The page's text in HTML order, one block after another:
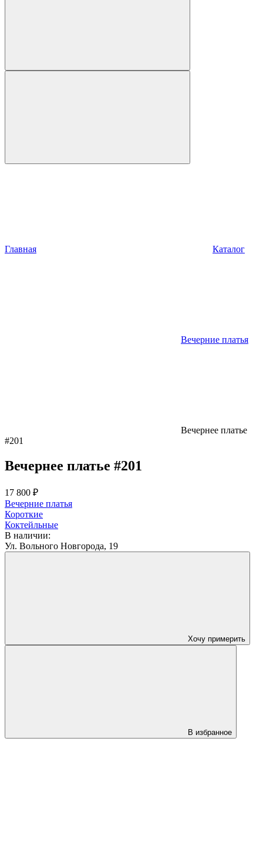
Главная Каталог
Вечерние платья
Вечернее платье
#201
Вечернее платье #201
17 800 ₽
Вечерние платья
Короткие
Коктейльные
В наличии:
Ул. Вольного Новгорода, 19
Хочу примерить
В избранное